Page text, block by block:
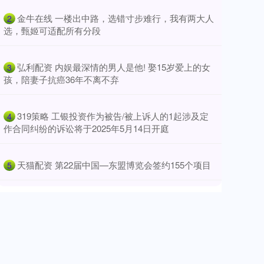
2 ​金牛在线 一楼出中路，选错寸步难行，我有两大人
选，甄姬可适配所有分段
3 ​弘利配资 内娱最深情的男人是他! 娶15岁爱上的女
孩，陪妻子抗癌36年不离不弃
4 ​319策略 工银投资作为被告/被上诉人的1起涉及定
作合同纠纷的诉讼将于2025年5月14日开庭
5 ​天猫配资 第22届中国—东盟博览会签约155个项目